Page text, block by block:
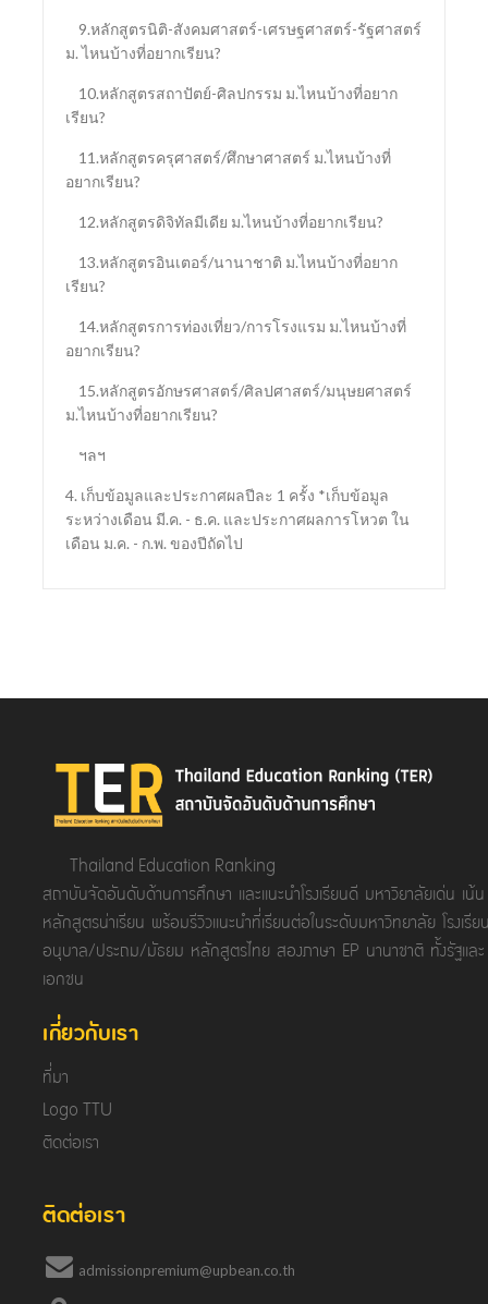
9.หลักสูตรนิติ-สังคมศาสตร์-เศรษฐศาสตร์-รัฐศาสตร์
ม. ไหนบ้างที่อยากเรียน?
10.หลักสูตรสถาปัตย์-ศิลปกรรม ม.ไหนบ้างที่อยาก
เรียน?
11.หลักสูตรครุศาสตร์/ศึกษาศาสตร์ ม.ไหนบ้างที่
อยากเรียน?
12.หลักสูตรดิจิทัลมีเดีย ม.ไหนบ้างที่อยากเรียน?
13.หลักสูตรอินเตอร์/นานาชาติ ม.ไหนบ้างที่อยาก
เรียน?
14.หลักสูตรการท่องเที่ยว/การโรงแรม ม.ไหนบ้างที่
อยากเรียน?
15.หลักสูตรอักษรศาสตร์/ศิลปศาสตร์/มนุษยศาสตร์
ม.ไหนบ้างที่อยากเรียน?
ฯลฯ
4. เก็บข้อมูลและประกาศผลปีละ 1 ครั้ง *เก็บข้อมูล
ระหว่างเดือน มี.ค. - ธ.ค. และประกาศผลการโหวต ใน
เดือน ม.ค. - ก.พ. ของปีถัดไป
Thailand Education Ranking
สถาบันจัดอันดับด้านการศึกษา และแนะนำโรงเรียนดี มหาวิยาลัยเด่น เน้น
หลักสูตรน่าเรียน พร้อมรีวิวแนะนำที่เรียนต่อในระดับมหาวิทยาลัย โรงเรีย
อนุบาล/ประถม/มัธยม หลักสูตรไทย สองภาษา EP นานาชาติ ทั้งรัฐและ
เอกชน
เกี่ยวกับเรา
ที่มา
Logo TTU
ติดต่อเรา
ติดต่อเรา
admissionpremium@upbean.co.th